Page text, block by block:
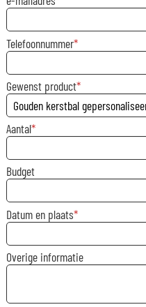
Telefoonnummer
Gewenst product
Aantal
Budget
Datum en plaats
Overige informatie